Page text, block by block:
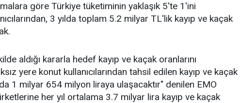
göre Türkiye tüketiminin yaklaşık 5'te 1'ini
3 yılda toplam 5.2 milyar TL'lik kayıp ve kaçak
aldığı kararla hedef kayıp ve kaçak oranlarını
yere konut kullanıcılarından tahsil edilen kayıp ve kaçak
1 milyar 654 milyon liraya ulaşacaktır" denilen EMO
her yıl ortalama 3.7 milyar lira kayıp ve kaçak